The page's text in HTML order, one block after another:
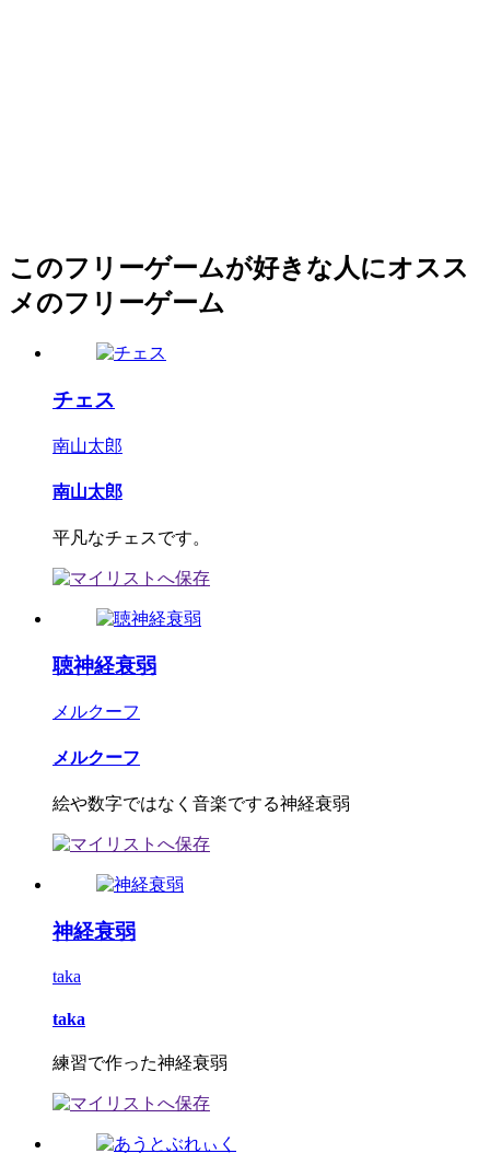
このフリーゲームが好きな人にオスス
メのフリーゲーム
チェス
南山太郎
南山太郎
平凡なチェスです。
聴神経衰弱
メルクーフ
メルクーフ
絵や数字ではなく音楽でする神経衰弱
神経衰弱
taka
taka
練習で作った神経衰弱